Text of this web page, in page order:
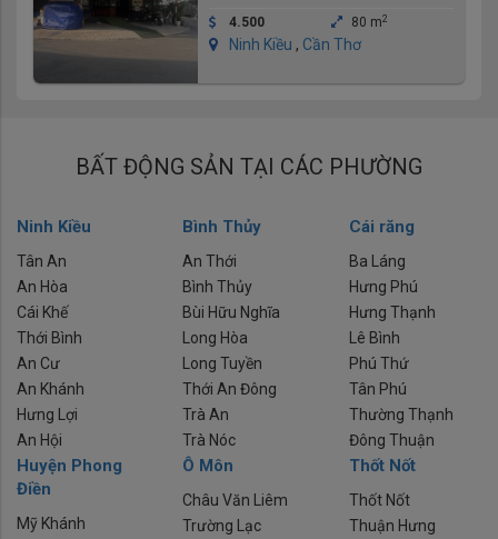
4.500 80 m2
Ninh Kiều , Cần Thơ
BẤT ĐỘNG SẢN TẠI CÁC PHƯỜNG
Ninh Kiều
Tân An
An Hòa
Cái Khế
Thới Bình
An Cư
An Khánh
Hưng Lợi
An Hội
Bình Thủy
An Thới
Bình Thủy
Bùi Hữu Nghĩa
Long Hòa
Long Tuyền
Thới An Đông
Trà An
Trà Nóc
Cái răng
Ba Láng
Hưng Phú
Hưng Thạnh
Lê Bình
Phú Thứ
Tân Phú
Thường Thạnh
Đông Thuận
Huyện Phong
Điền
Mỹ Khánh
Ô Môn
Châu Văn Liêm
Trường Lạc
Thốt Nốt
Thốt Nốt
Thuận Hưng